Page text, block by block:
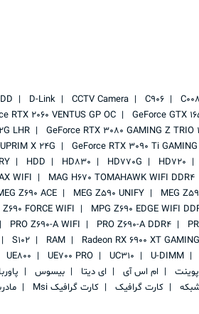
C008
C906
CCTV Camera
D-Link
GeForce GTX
RTX 2060 VENTUS GP OC
GeForce RTX 3080 GAMING Z TRIO
LHR
GeForce RTX 3090 Ti
X 24G
HD720
HD770G
HD830
HDD
MAG H670 TOMAHAWK WIFI DDR4
WIFI
MEG
MEG Z590 UNIFY
Z690 ACE
MPG Z690 EDGE WIFI
Z690 FORCE WIFI
PRO Z690-A DDR4
PRO Z690-A WIFI
Radeon RX 6900 XT
RAM
S102
U-DIMM
UC310
UE700 PRO
UE800
ام اس آی ای دیتا بیسوس
کارت گرافیک کارت گرافیک Msi